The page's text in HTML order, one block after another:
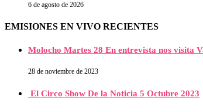
6 de agosto de 2026
EMISIONES EN VIVO RECIENTES
Molocho Martes 28 En entrevista nos visita
28 de noviembre de 2023
El Circo Show De la Noticia 5 Octubre 2023